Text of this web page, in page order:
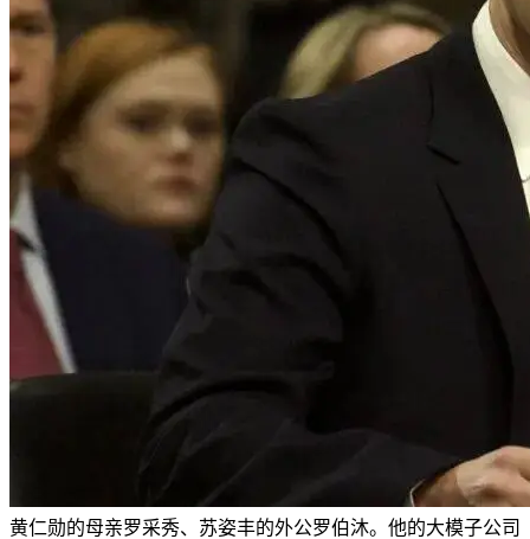
黄仁勋的母亲罗采秀、苏姿丰的外公罗伯沐。他的大模子公司